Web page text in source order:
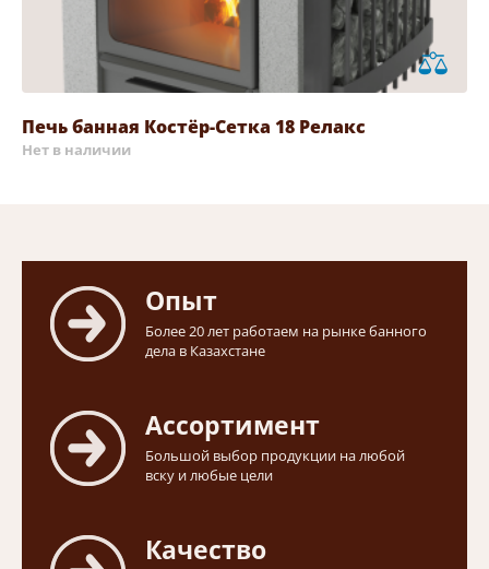
Печь банная Костёр-Сетка 18 Релакс
Нет в наличии
Опыт
Более 20 лет работаем на рынке банного
дела в Казахстане
Ассортимент
Большой выбор продукции на любой
вску и любые цели
Качество